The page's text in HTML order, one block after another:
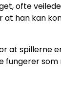
ofte
at han kan
at spillerne
fungerer